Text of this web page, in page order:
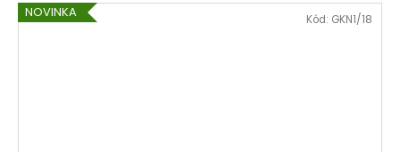
NOVINKA Kód: GKN1/18